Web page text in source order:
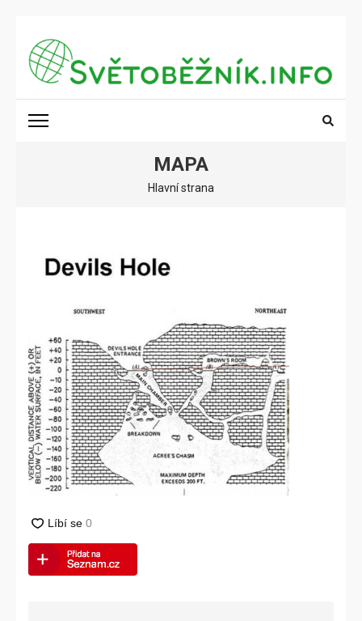
obsah
(stiskněte
Enter)
SVĚTOBĚŽNÍK.INFO
MAPA
Hlavní strana